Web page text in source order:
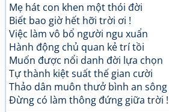
Mẹ hát con khen một thói đời
Biết bao giờ hết hỡi trời ơi !
Việc làm vô bổ người ngu xuẩn
Hành động chủ quan kẻ trí tồi
Muốn được nổi danh đời lựa chọn
Tự thành kiệt suất thế gian cười
Thảo dân muôn thưở bình an sông
Đừng có làm thông đứng giữa trời !